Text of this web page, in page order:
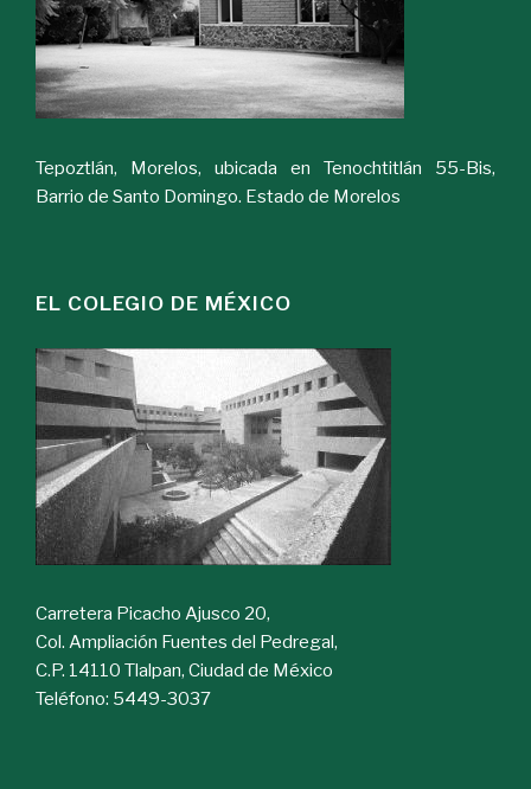
Tepoztlán, Morelos, ubicada en Tenochtitlán 55-Bis,
Barrio de Santo Domingo. Estado de Morelos
EL COLEGIO DE MÉXICO
Carretera Picacho Ajusco 20,
Col. Ampliación Fuentes del Pedregal,
C.P. 14110 Tlalpan, Ciudad de México
Teléfono: 5449-3037